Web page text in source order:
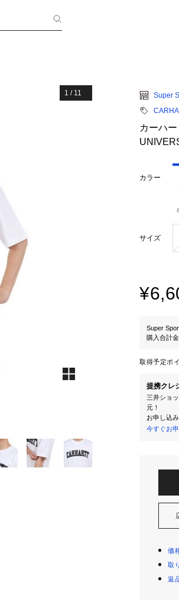
1 / 11
Super
カーハ
カラー
サイズ
Super
購入合計
取得予定ポ
提携クレ
三井ショ
元！
お申し込
今すぐお
価
取
返